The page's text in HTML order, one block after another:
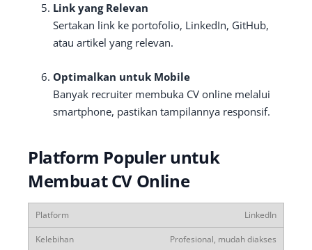
Link yang Relevan
Sertakan link ke portofolio, LinkedIn, GitHub,
atau artikel yang relevan.
Optimalkan untuk Mobile
Banyak recruiter membuka CV online melalui
smartphone, pastikan tampilannya responsif.
Platform Populer untuk
Membuat CV Online
LinkedIn
Profesional, mudah diakses